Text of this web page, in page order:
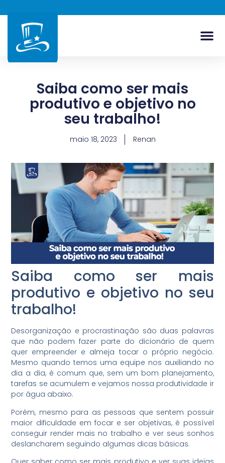
Saiba como ser mais
produtivo e objetivo no
seu trabalho!
maio 18, 2023 Renan
Saiba como ser mais
produtivo e objetivo no seu
trabalho!
Desorganização e procrastinação são duas palavras
que não podem fazer parte do dicionário de quem
quer empreender e almeja tocar o próprio negócio.
Mesmo quando temos uma equipe nos auxiliando no
dia a dia, é comum que, sem um bom planejamento,
tarefas se acumulem e vejamos nossa produtividade ir
por água abaixo.
Porém, mesmo para as pessoas que sentem possuir
maior dificuldade em focar e ser objetivas, é possível
conseguir render mais no trabalho e ver seus sonhos
deslancharem seguindo algumas dicas básicas.